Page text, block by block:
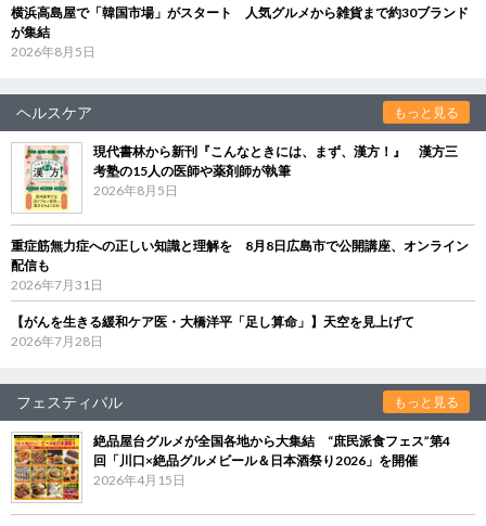
横浜高島屋で「韓国市場」がスタート 人気グルメから雑貨まで約30ブランド
が集結
2026年8月5日
ヘルスケア もっと見る
現代書林から新刊『こんなときには、まず、漢方！』 漢方三
考塾の15人の医師や薬剤師が執筆
2026年8月5日
重症筋無力症への正しい知識と理解を 8月8日広島市で公開講座、オンライン
配信も
2026年7月31日
【がんを生きる緩和ケア医・大橋洋平「足し算命」】天空を見上げて
2026年7月28日
フェスティバル もっと見る
絶品屋台グルメが全国各地から大集結 “庶民派食フェス”第4
回「川口×絶品グルメビール＆日本酒祭り2026」を開催
2026年4月15日